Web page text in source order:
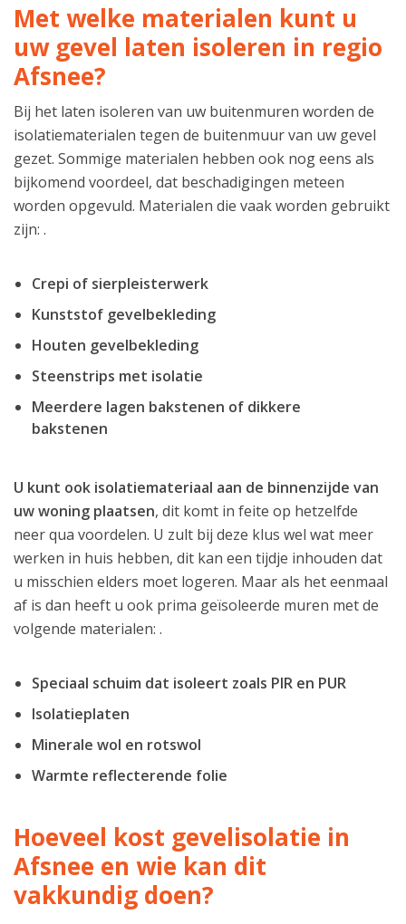
Met welke materialen kunt u
uw gevel laten isoleren in regio
Afsnee?
Bij het laten isoleren van uw buitenmuren worden de
isolatiematerialen tegen de buitenmuur van uw gevel
gezet. Sommige materialen hebben ook nog eens als
bijkomend voordeel, dat beschadigingen meteen
worden opgevuld. Materialen die vaak worden gebruikt
zijn: .
Crepi of sierpleisterwerk
Kunststof gevelbekleding
Houten gevelbekleding
Steenstrips met isolatie
Meerdere lagen bakstenen of dikkere
bakstenen
U kunt ook isolatiemateriaal aan de binnenzijde van
uw woning plaatsen, dit komt in feite op hetzelfde
neer qua voordelen. U zult bij deze klus wel wat meer
werken in huis hebben, dit kan een tijdje inhouden dat
u misschien elders moet logeren. Maar als het eenmaal
af is dan heeft u ook prima geïsoleerde muren met de
volgende materialen: .
Speciaal schuim dat isoleert zoals PIR en PUR
Isolatieplaten
Minerale wol en rotswol
Warmte reflecterende folie
Hoeveel kost gevelisolatie in
Afsnee en wie kan dit
vakkundig doen?